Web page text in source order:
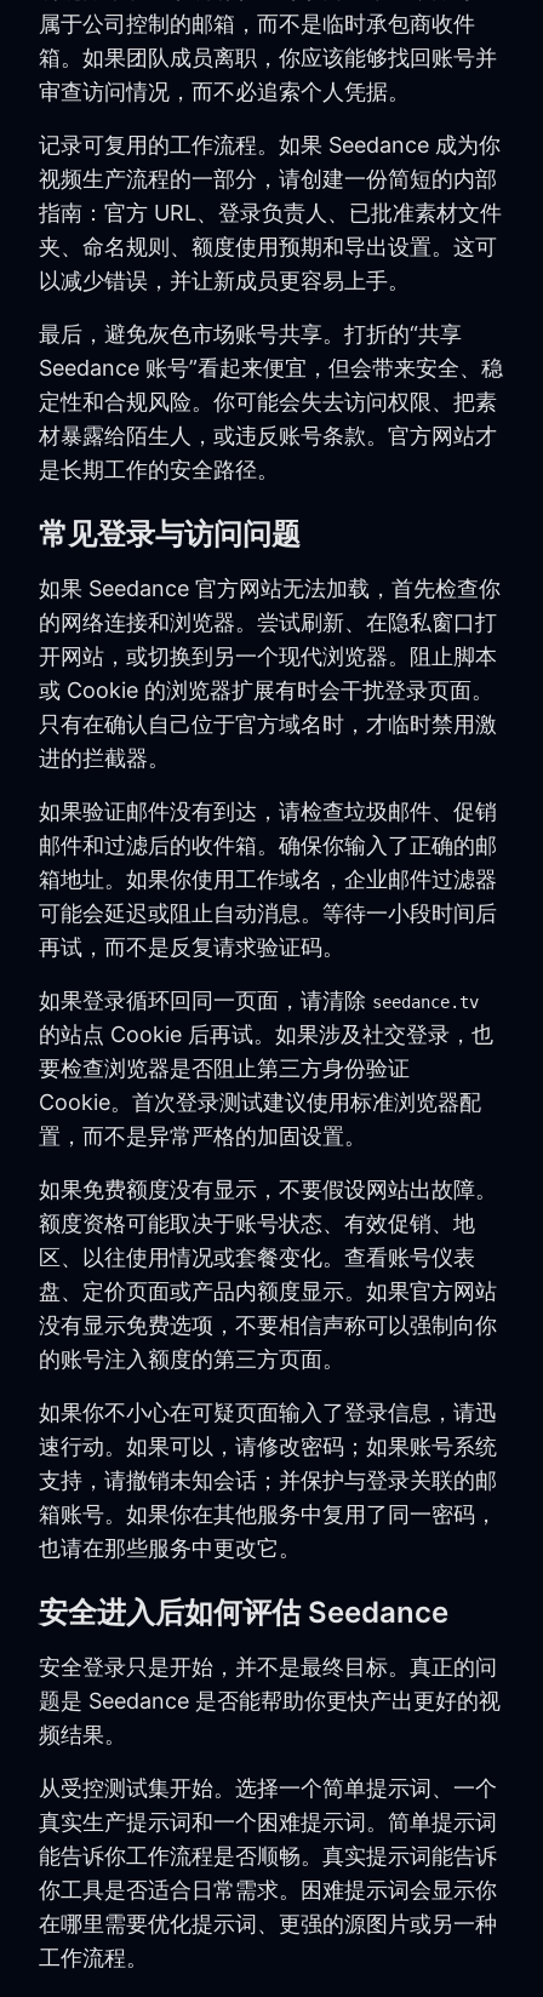
属于公司控制的邮箱，而不是临时承包商收件
箱。如果团队成员离职，你应该能够找回账号并
审查访问情况，而不必追索个人凭据。
记录可复用的工作流程。如果 Seedance 成为你
视频生产流程的一部分，请创建一份简短的内部
指南：官方 URL、登录负责人、已批准素材文件
夹、命名规则、额度使用预期和导出设置。这可
以减少错误，并让新成员更容易上手。
最后，避免灰色市场账号共享。打折的“共享
Seedance 账号”看起来便宜，但会带来安全、稳
定性和合规风险。你可能会失去访问权限、把素
材暴露给陌生人，或违反账号条款。官方网站才
是长期工作的安全路径。
常见登录与访问问题
如果 Seedance 官方网站无法加载，首先检查你
的网络连接和浏览器。尝试刷新、在隐私窗口打
开网站，或切换到另一个现代浏览器。阻止脚本
或 Cookie 的浏览器扩展有时会干扰登录页面。
只有在确认自己位于官方域名时，才临时禁用激
进的拦截器。
如果验证邮件没有到达，请检查垃圾邮件、促销
邮件和过滤后的收件箱。确保你输入了正确的邮
箱地址。如果你使用工作域名，企业邮件过滤器
可能会延迟或阻止自动消息。等待一小段时间后
再试，而不是反复请求验证码。
如果登录循环回同一页面，请清除 seedance.tv
的站点 Cookie 后再试。如果涉及社交登录，也
要检查浏览器是否阻止第三方身份验证
Cookie。首次登录测试建议使用标准浏览器配
置，而不是异常严格的加固设置。
如果免费额度没有显示，不要假设网站出故障。
额度资格可能取决于账号状态、有效促销、地
区、以往使用情况或套餐变化。查看账号仪表
盘、定价页面或产品内额度显示。如果官方网站
没有显示免费选项，不要相信声称可以强制向你
的账号注入额度的第三方页面。
如果你不小心在可疑页面输入了登录信息，请迅
速行动。如果可以，请修改密码；如果账号系统
支持，请撤销未知会话；并保护与登录关联的邮
箱账号。如果你在其他服务中复用了同一密码，
也请在那些服务中更改它。
安全进入后如何评估 Seedance
安全登录只是开始，并不是最终目标。真正的问
题是 Seedance 是否能帮助你更快产出更好的视
频结果。
从受控测试集开始。选择一个简单提示词、一个
真实生产提示词和一个困难提示词。简单提示词
能告诉你工作流程是否顺畅。真实提示词能告诉
你工具是否适合日常需求。困难提示词会显示你
在哪里需要优化提示词、更强的源图片或另一种
工作流程。